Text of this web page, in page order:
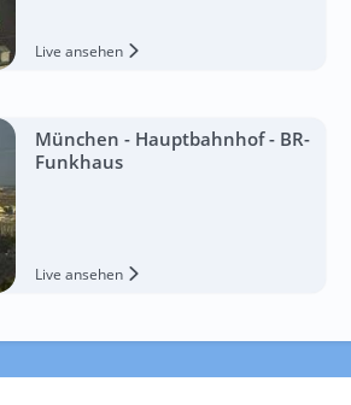
Live ansehen
München - Hauptbahnhof - BR-
Funkhaus
Live ansehen